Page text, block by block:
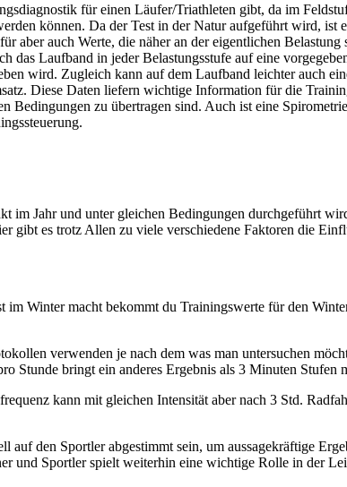
für einen Läufer/Triathleten gibt, da im
können. Da der Test in der Natur aufgeführt wird, ist
auch Werte, die näher an der eigentlichen
das Laufband in jeder Belastungsstufe auf eine
wird. Zugleich kann auf dem Laufband leichter auch
Diese Daten liefern wichtige Information für die
Bedingungen zu übertragen sind. Auch ist eine
im Jahr und unter gleichen Bedingungen durchgeführt
es trotz Allen zu viele verschiedene Faktoren die
Winter macht bekommt du Trainingswerte für den
verwenden je nach dem was man untersuchen
bringt ein anderes Ergebnis als 3 Minuten Stufen
kann mit gleichen Intensität aber nach 3 Std.
den Sportler abgestimmt sein, um aussagekräftige
und Sportler spielt weiterhin eine wichtige Rolle in der